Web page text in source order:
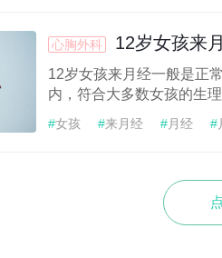
心胸外科 12岁女孩来
12岁女孩来月经一般是正
内，符合大多数女孩的生
#女孩 #来月经 #月经 #